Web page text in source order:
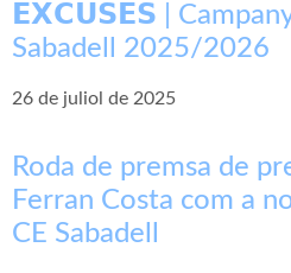
𝗘𝗫𝗖𝗨𝗦𝗘𝗦 |
Sabadell 2025/2026
26 de juliol de 2025
Roda de premsa de
Ferran Costa com a
CE Sabadell